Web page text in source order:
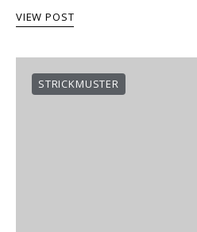
VIEW POST
STRICKMUSTER